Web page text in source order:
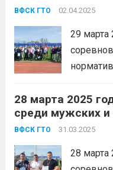
зачет X
ВФСК ГТО 02.04.2025
29 марта
28 марта 2025
среди мужских
рамках
Белореченский
ВФСК ГТО 31.03.2025
28 марта